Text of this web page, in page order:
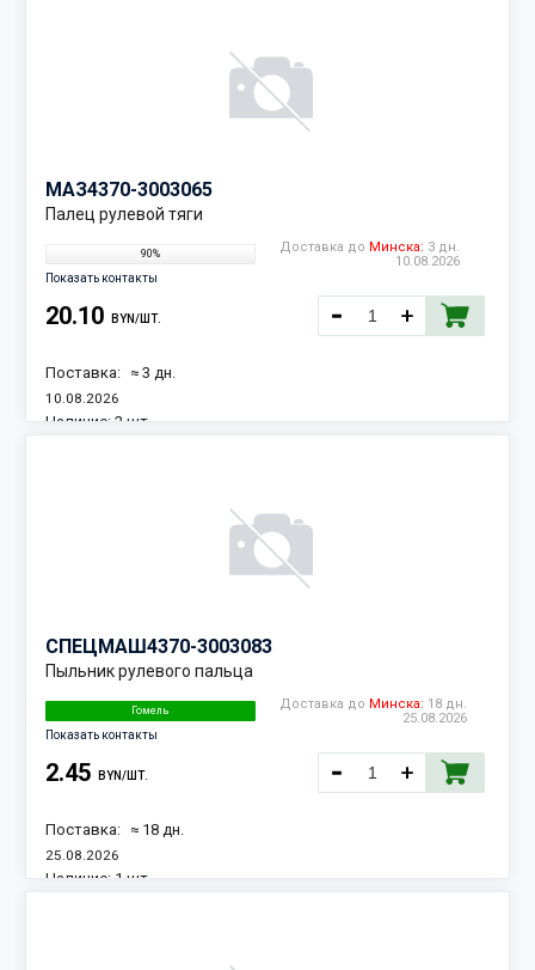
МАЗ4370-3003065
Палец рулевой тяги
90%
Показать контакты
Доставка до Минска: 3 дн.
10.08.2026
20.10 BYN/ШТ.
Поставка: ≈ 3 дн.
10.08.2026
Наличие: 2 шт.
СПЕЦМАШ4370-3003083
Пыльник рулевого пальца
Гомель
Показать контакты
Доставка до Минска: 18 дн.
25.08.2026
2.45 BYN/ШТ.
Поставка: ≈ 18 дн.
25.08.2026
Наличие: 1 шт.